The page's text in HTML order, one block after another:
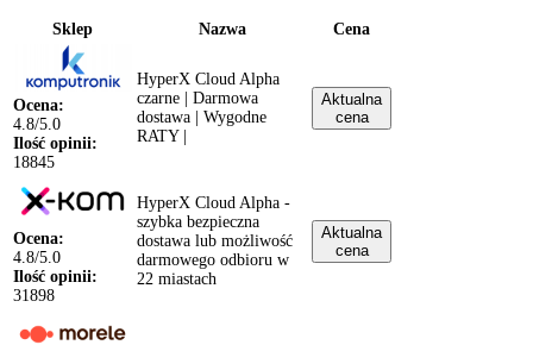
Sklep Nazwa Cena
Ocena:
4.8/5.0
Ilość opinii:
18845
HyperX Cloud Alpha
czarne | Darmowa
dostawa | Wygodne
RATY |
Aktualna
cena
Ocena:
4.8/5.0
Ilość opinii:
31898
HyperX Cloud Alpha -
szybka bezpieczna
dostawa lub możliwość
darmowego odbioru w
22 miastach
Aktualna
cena